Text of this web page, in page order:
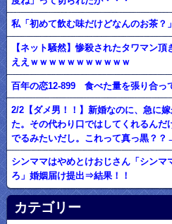
私「初めて飲む味だけどなんのお茶？
【ネット騒然】惨殺されたタワマン
ええｗｗｗｗｗｗｗｗｗｗｗ
百年の恋12-899 食べた量を張り合っ
2/2【ダメ男！！】新婚なのに、急に
た。その代わり口ではしてくれるん
でるみたいだし。これって真っ黒？
シンママはやめとけおじさん「シンマ
ろ」婚姻届け提出⇒結果！！
カテゴリー